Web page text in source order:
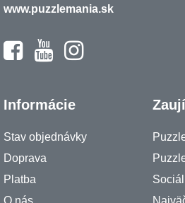
www.puzzlemania.sk
Informácie
Stav objednávky
Doprava
Platba